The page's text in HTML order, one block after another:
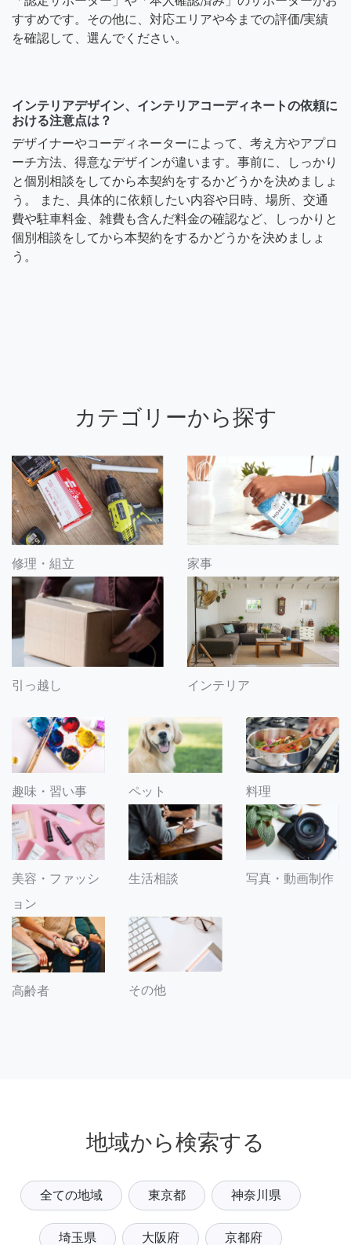
すすめです。その他に、対応エリアや今までの評価/実績
を確認して、選んでください。
インテリアデザイン、インテリアコーディネートの依頼に
おける注意点は？
デザイナーやコーディネーターによって、考え方やアプロ
ーチ方法、得意なデザインが違います。事前に、しっかり
と個別相談をしてから本契約をするかどうかを決めましょ
う。 また、具体的に依頼したい内容や日時、場所、交通
費や駐車料金、雑費も含んだ料金の確認など、しっかりと
個別相談をしてから本契約をするかどうかを決めましょ
う。
カテゴリーから探す
修理・組立 家事
引っ越し インテリア
趣味・習い事 ペット 料理
美容・ファッシ
ョン
生活相談 写真・動画制作
高齢者 その他
地域から検索する
全ての地域 東京都 神奈川県
埼玉県 大阪府 京都府